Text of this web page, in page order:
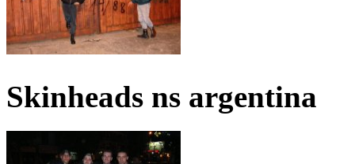
Skinheads ns argentina